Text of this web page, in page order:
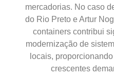
mercadorias. No caso
do Rio Preto e Artur
containers contribui
modernização de
locais,
crescentes